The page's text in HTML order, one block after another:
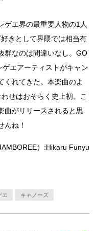
ゲエ界の最重要人物の1人
きとして界隈では相当有
群なのは間違いなし。GO
エアーティストがキャン
くれてきた。本楽曲のよ
せはおそらく史上初。こ
曲がリリースされると思
んね！
）:Hikaru Funyu
エ キャノーズ